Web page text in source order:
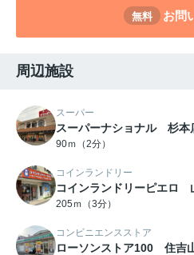
無料 お問
周辺施設
スーパー
スーパーナショナル 杉本
90ｍ（2分）
コインランドリー
コインランドリーピエロ
205ｍ（3分）
コンビニエンスストア
ローソンストア100 住吉